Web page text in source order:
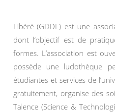
Libéré (GDDL) est une
dont l’objectif est de
formes. L’association est
possède une ludothèque
étudiantes et services de
gratuitement, organise des
Talence (Science &